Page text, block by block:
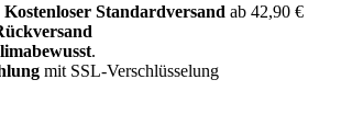
Standardversand ab 42,90 €
.
mit SSL-Verschlüsselung